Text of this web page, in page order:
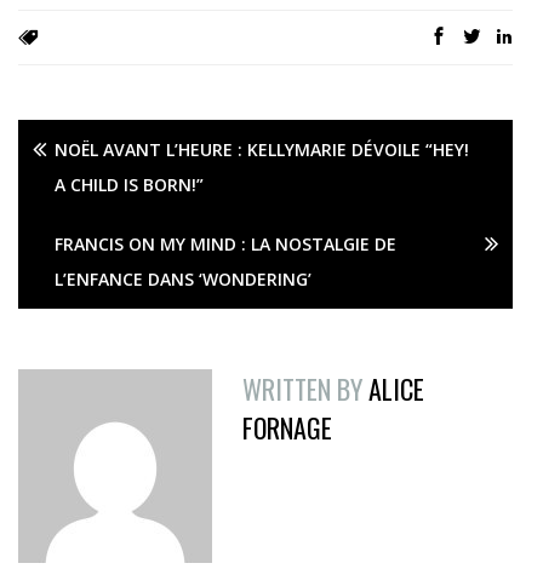
NOËL AVANT L’HEURE : KELLYMARIE DÉVOILE “HEY!
A CHILD IS BORN!”
FRANCIS ON MY MIND : LA NOSTALGIE DE
L’ENFANCE DANS ‘WONDERING’
WRITTEN BYALICE
FORNAGE